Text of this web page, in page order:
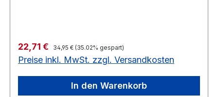
Verkaufspreis:
22,71 € Regulärer Preis:
34,95 € (35.02% gespart)
Preise inkl. MwSt. zzgl. Versandkosten
In den Warenkorb